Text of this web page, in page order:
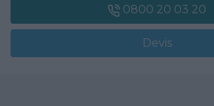
0800 20 03 20
Devis